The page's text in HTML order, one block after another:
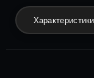
Характеристики